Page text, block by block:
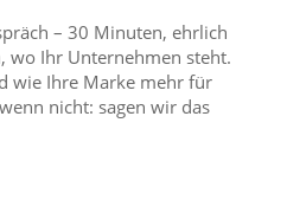
– 30 Minuten, ehrlich
wo Ihr Unternehmen steht.
wie Ihre Marke mehr für
nicht: sagen wir das